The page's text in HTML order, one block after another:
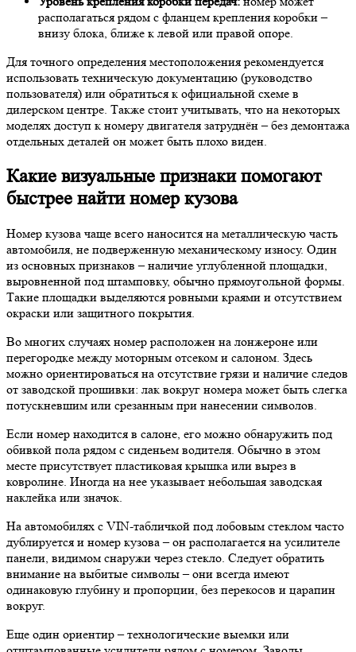
располагаться рядом с фланцем крепления коробки –
внизу блока, ближе к левой или правой опоре.
Для точного определения местоположения рекомендуется
использовать техническую документацию (руководство
пользователя) или обратиться к официальной схеме в
дилерском центре. Также стоит учитывать, что на некоторых
моделях доступ к номеру двигателя затруднён – без демонтажа
отдельных деталей он может быть плохо виден.
Какие визуальные признаки помогают
быстрее найти номер кузова
Номер кузова чаще всего наносится на металлическую часть
автомобиля, не подверженную механическому износу. Один
из основных признаков – наличие углубленной площадки,
выровненной под штамповку, обычно прямоугольной формы.
Такие площадки выделяются ровными краями и отсутствием
окраски или защитного покрытия.
Во многих случаях номер расположен на лонжероне или
перегородке между моторным отсеком и салоном. Здесь
можно ориентироваться на отсутствие грязи и наличие следов
от заводской прошивки: лак вокруг номера может быть слегка
потускневшим или срезанным при нанесении символов.
Если номер находится в салоне, его можно обнаружить под
обивкой пола рядом с сиденьем водителя. Обычно в этом
месте присутствует пластиковая крышка или вырез в
ковролине. Иногда на нее указывает небольшая заводская
наклейка или значок.
На автомобилях с VIN-табличкой под лобовым стеклом часто
дублируется и номер кузова – он располагается на усилителе
панели, видимом снаружи через стекло. Следует обратить
внимание на выбитые символы – они всегда имеют
одинаковую глубину и пропорции, без перекосов и царапин
вокруг.
Еще один ориентир – технологические выемки или